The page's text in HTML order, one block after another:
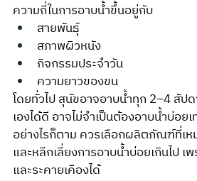
ความถี่ในการอาบน้ำขึ้นอยู่กับ
สายพันธุ์
สภาพผิวหนัง
กิจกรรมประจำวัน
ความยาวของขน
โดยทั่วไป สุนัขอาจอาบน้ำทุก 2–4 สัป
เองได้ดี อาจไม่จำเป็นต้องอาบน้ำบ่อย
อย่างไรก็ตาม ควรเลือกผลิตภัณฑ์ที่เห
และหลีกเลี่ยงการอาบน้ำบ่อยเกินไป เ
และระคายเคืองได้